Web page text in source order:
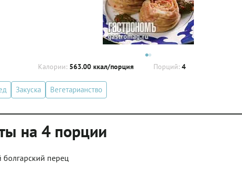
Калории: 563.00 ккал/порция Порций: 4
Закуска Вегетарианство
на 4 порции
перец